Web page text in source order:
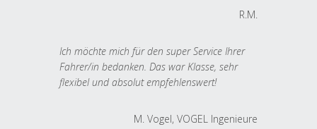
R.M.
Ich möchte mich für den super Service Ihrer
Fahrer/in bedanken. Das war Klasse, sehr
flexibel und absolut empfehlenswert!
M. Vogel, VOGEL Ingenieure